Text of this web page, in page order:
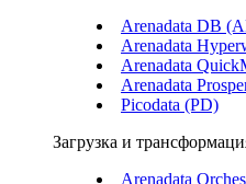
Arenadata DB
Arenadata
Arenadata
Arenadata
Picodata (PD)
Загрузка и
Arenadata